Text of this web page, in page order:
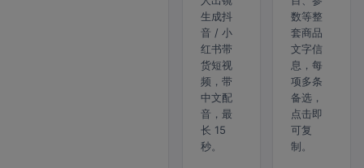
生成抖
音 / 小
红书带
货短视
频，带
中文配
音，最
长 15
秒。
数等整
套商品
文字信
息，每
项多条
备选，
点击即
可复
制。